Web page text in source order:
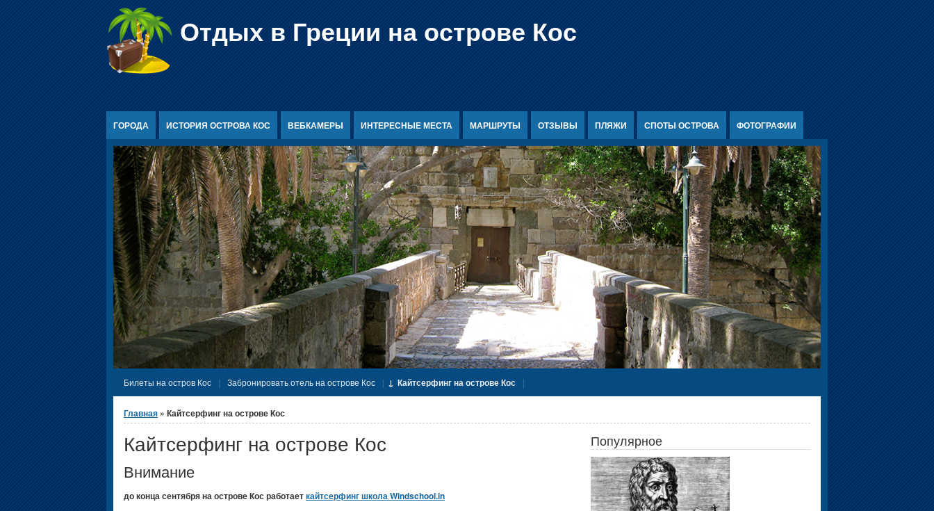
Отдых в Греции на острове Кос
ГОРОДА ИСТОРИЯ ОСТРОВА КОС ВЕБКАМЕРЫ ИНТЕРЕСНЫЕ МЕСТА МАРШРУТЫ ОТЗЫВЫ ПЛЯЖИ СПОТЫ ОСТРОВА ФОТОГРАФИИ
Билеты на остров Кос Забронировать отель на острове Кос Кайтсерфинг на острове Кос
Вы здесь
Главная » Кайтсерфинг на острове Кос
Кайтсерфинг на острове Кос
Внимание
до конца сентября на острове Кос работаеткайтсерфинг школа Windschool.in
Популярное